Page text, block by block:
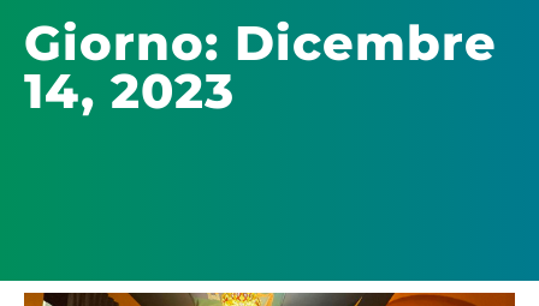
Giorno: Dicembre
14, 2023